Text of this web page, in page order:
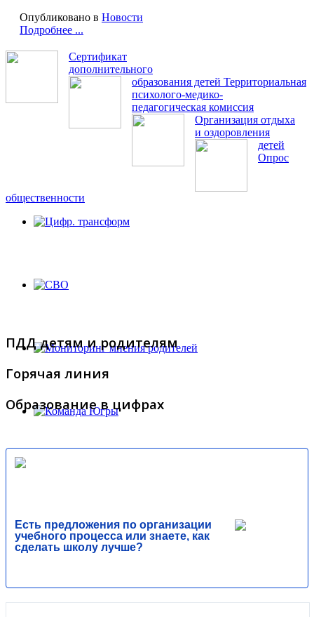
Опубликовано в Новости
Подробнее ...
Сертификат
дополнительного
образования детей Территориальная
психолого-медико-
педагогическая комиссия
Организация отдыха
и оздоровления
детей
Опрос
общественности
ПДД детям и родителям
Горячая линия
Образование в цифрах
Есть предложения по организации
учебного процесса или знаете, как
сделать школу лучше?